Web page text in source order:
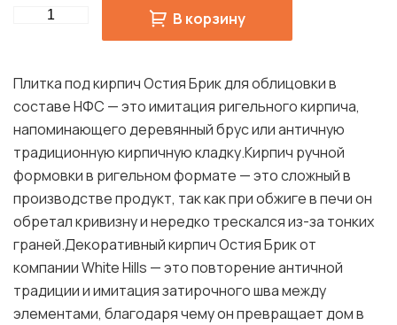
Quantity В корзину
Плитка под кирпич Остия Брик для облицовки в
составе НФС — это имитация ригельного кирпича,
напоминающего деревянный брус или античную
традиционную кирпичную кладку.Кирпич ручной
формовки в ригельном формате — это сложный в
производстве продукт, так как при обжиге в печи он
обретал кривизну и нередко трескался из-за тонких
граней.Декоративный кирпич Остия Брик от
компании White Hills — это повторение античной
традиции и имитация затирочного шва между
элементами, благодаря чему он превращает дом в